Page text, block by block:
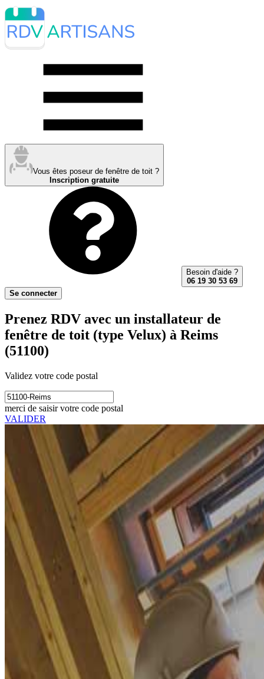
Vous êtes poseur de fenêtre de toit ?
Inscription gratuite
Besoin d'aide ?
06 19 30 53 69
Se connecter
Prenez RDV avec un installateur de
fenêtre de toit (type Velux) à Reims
(51100)
Validez votre code postal
merci de saisir votre code postal
VALIDER